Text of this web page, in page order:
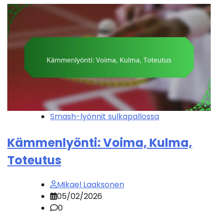
Smash-lyönnit sulkapallossa
Kämmenlyönti: Voima, Kulma,
Toteutus
Mikael Laaksonen
05/02/2026
0